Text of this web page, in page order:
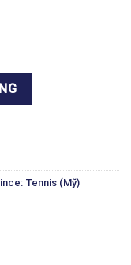
TENNIS &
Tennis (Mỹ)